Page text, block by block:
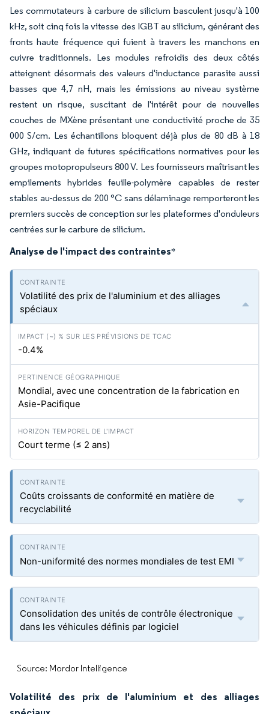
Les commutateurs à carbure de silicium basculent jusqu'à 100
kHz, soit cinq fois la vitesse des IGBT au silicium, générant des
fronts haute fréquence qui fuient à travers les manchons en
cuivre traditionnels. Les modules refroidis des deux côtés
atteignent désormais des valeurs d'inductance parasite aussi
basses que 4,7 nH, mais les émissions au niveau système
restent un risque, suscitant de l'intérêt pour de nouvelles
couches de MXène présentant une conductivité proche de 35
000 S/cm. Les échantillons bloquent déjà plus de 80 dB à 18
GHz, indiquant de futures spécifications normatives pour les
groupes motopropulseurs 800 V. Les fournisseurs maîtrisant les
empilements hybrides feuille-polymère capables de rester
stables au-dessus de 200 °C sans délaminage remporteront les
premiers succès de conception sur les plateformes d'onduleurs
centrées sur le carbure de silicium.
Analyse de l'impact des contraintes*
Volatilité des prix de l'aluminium et des alliages
spéciaux
-0.4%
Mondial, avec une concentration de la fabrication en
Asie-Pacifique
Court terme (≤ 2 ans)
Coûts croissants de conformité en matière de
recyclabilité
Non-uniformité des normes mondiales de test EMI
Consolidation des unités de contrôle électronique
dans les véhicules définis par logiciel
Source: Mordor Intelligence
Volatilité des prix de l'aluminium et des alliages